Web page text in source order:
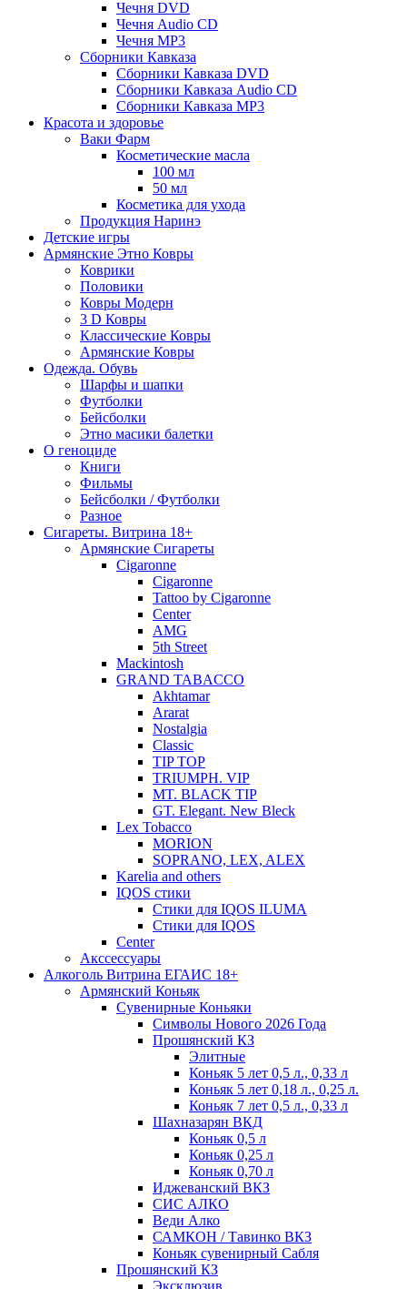
Чечня DVD
Чечня Audio CD
Чечня MP3
Сборники Кавказа
Сборники Кавказа DVD
Сборники Кавказа Audio CD
Сборники Кавказа MP3
Красота и здоровье
Ваки Фарм
Косметические масла
100 мл
50 мл
Косметика для ухода
Продукция Наринэ
Детские игры
Армянские Этно Ковры
Коврики
Половики
Ковры Модерн
3 D Ковры
Классические Ковры
Армянские Ковры
Одежда. Обувь
Шарфы и шапки
Футболки
Бейсболки
Этно масики балетки
О геноциде
Книги
Фильмы
Бейсболки / Футболки
Разное
Сигареты. Витрина 18+
Армянские Сигареты
Cigaronne
Cigaronne
Tattoo by Cigaronne
Center
AMG
5th Street
Mackintosh
GRAND TABACCO
Akhtamar
Ararat
Nostalgia
Classic
TIP TOP
TRIUMPH. VIP
MT. BLACK TIP
GT. Elegant. New Bleck
Lex Tobacco
MORION
SOPRANO, LEX, ALEX
Karelia and others
IQOS стики
Стики для IQOS ILUMA
Стики для IQOS
Сenter
Акссессуары
Алкоголь Витрина ЕГАИС 18+
Армянский Коньяк
Сувенирные Коньяки
Символы Нового 2026 Года
Прошянский КЗ
Элитные
Коньяк 5 лет 0,5 л., 0,33 л
Коньяк 5 лет 0,18 л., 0,25 л.
Коньяк 7 лет 0,5 л., 0,33 л
Шахназарян ВКД
Коньяк 0,5 л
Коньяк 0,25 л
Коньяк 0,70 л
Иджеванский ВКЗ
СИС АЛКО
Веди Алко
САМКОН / Тавинко ВКЗ
Коньяк сувенирный Сабля
Прошянский КЗ
Эксклюзив